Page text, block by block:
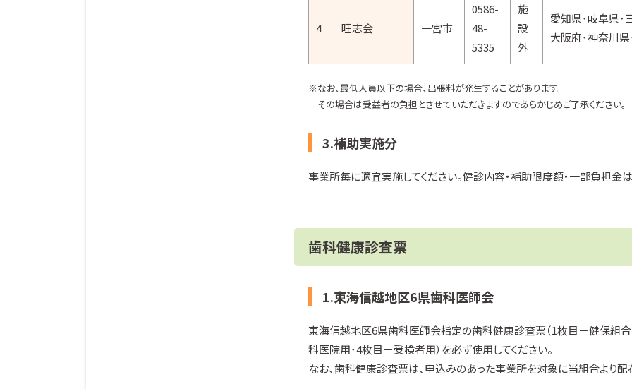
4 旺志会 一宮市
0586-
48-
5335
施
設
外
愛知県･岐阜県･
大阪府･神奈川県
※なお、最低人員以下の場合、出張料が発生することがあります。
その場合は受益者の負担とさせていただきますのであらかじめご了承ください。
3.補助実施分
事業所毎に適宜実施してください。健診内容・補助限度額・一部負担金は
歯科健康診査票
1.東海信越地区6県歯科医師会
東海信越地区6県歯科医師会指定の歯科健康診査票（1枚目－健保組
科医院用･4枚目－受検者用）を必ず使用してください。
なお、歯科健康診査票は、申込みのあった事業所を対象に当組合より配